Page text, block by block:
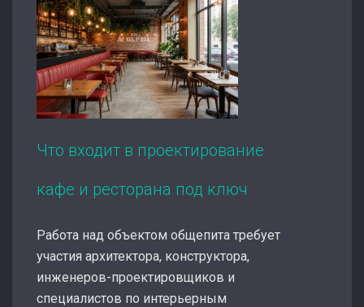
Что входит в проектирование
кафе и ресторана под ключ
Работа над объектом общепита требует
участия архитектора, конструктора,
инженеров-проектировщиков и
специалистов по интерьерным